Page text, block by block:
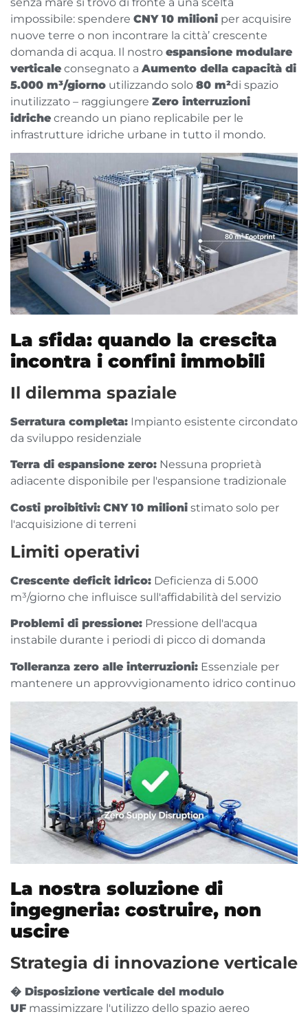
impossibile: spendere CNY 10 milioni per acquisire
nuove terre o non incontrare la città’ crescente
domanda di acqua. Il nostro espansione modulare
verticale consegnato a Aumento della capacità di
5.000 m³/giorno utilizzando solo 80 m²di spazio
inutilizzato – raggiungere Zero interruzioni
idriche creando un piano replicabile per le
infrastrutture idriche urbane in tutto il mondo.
La sfida: quando la crescita
incontra i confini immobili
Il dilemma spaziale
Serratura completa: Impianto esistente circondato
da sviluppo residenziale
Terra di espansione zero: Nessuna proprietà
adiacente disponibile per l'espansione tradizionale
Costi proibitivi: CNY 10 milioni stimato solo per
l'acquisizione di terreni
Limiti operativi
Crescente deficit idrico: Deficienza di 5.000
m³/giorno che influisce sull'affidabilità del servizio
Problemi di pressione: Pressione dell'acqua
instabile durante i periodi di picco di domanda
Tolleranza zero alle interruzioni: Essenziale per
mantenere un approvvigionamento idrico continuo
La nostra soluzione di
ingegneria: costruire, non
uscire
Strategia di innovazione verticale
� Disposizione verticale del modulo
UF massimizzare l'utilizzo dello spazio aereo